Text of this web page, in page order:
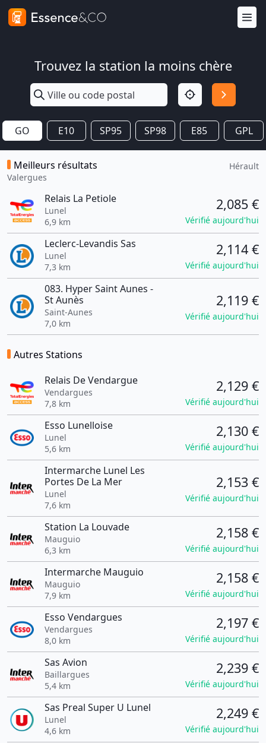
Trouvez la station la moins chère
GO E10 SP95 SP98 E85 GPL
Meilleurs résultats
Valergues
Hérault
Relais La Petiole
Lunel
6,9 km
2,085 €
Vérifié aujourd'hui
Leclerc-Levandis Sas
Lunel
7,3 km
2,114 €
Vérifié aujourd'hui
083. Hyper Saint Aunes -
St Aunès
Saint-Aunes
7,0 km
2,119 €
Vérifié aujourd'hui
Autres Stations
Relais De Vendargue
Vendargues
7,8 km
2,129 €
Vérifié aujourd'hui
Esso Lunelloise
Lunel
5,6 km
2,130 €
Vérifié aujourd'hui
Intermarche Lunel Les
Portes De La Mer
Lunel
7,6 km
2,153 €
Vérifié aujourd'hui
Station La Louvade
Mauguio
6,3 km
2,158 €
Vérifié aujourd'hui
Intermarche Mauguio
Mauguio
7,9 km
2,158 €
Vérifié aujourd'hui
Esso Vendargues
Vendargues
8,0 km
2,197 €
Vérifié aujourd'hui
Sas Avion
Baillargues
5,4 km
2,239 €
Vérifié aujourd'hui
Sas Preal Super U Lunel
Lunel
4,6 km
2,249 €
Vérifié aujourd'hui